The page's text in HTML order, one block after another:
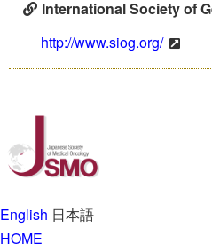
International Society of
http://www.siog.org/
English 日本語
HOME